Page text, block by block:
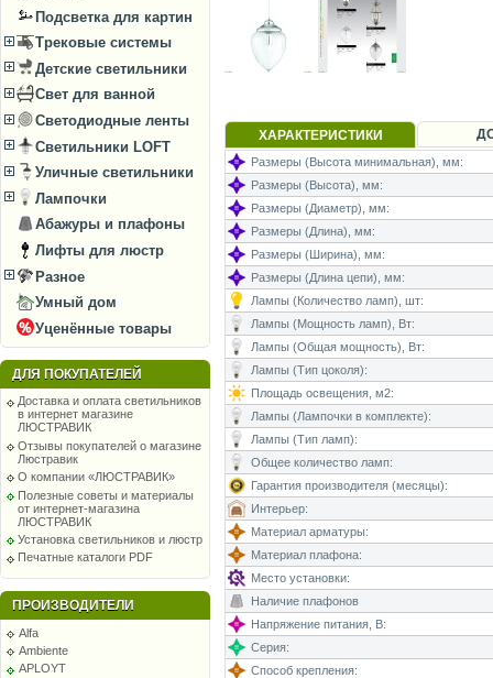
Подсветка для картин
Трековые системы
Детские светильники
Свет для ванной
Светодиодные ленты
Светильники LOFT
Уличные светильники
Лампочки
Абажуры и плафоны
Лифты для люстр
Разное
Умный дом
Уценённые товары
ДЛЯ ПОКУПАТЕЛЕЙ
Доставка и оплата светильников
в интернет магазине
ЛЮСТРАВИК
Отзывы покупателей о магазине
Люстравик
О компании «ЛЮСТРАВИК»
Полезные советы и материалы
от интернет-магазина
ЛЮСТРАВИК
Установка светильников и люстр
Печатные каталоги PDF
ПРОИЗВОДИТЕЛИ
Alfa
Ambiente
APLOYT
ХАРАКТЕРИСТИКИ
Размеры (Высота минимальная), мм:
Размеры (Высота), мм:
Размеры (Диаметр), мм:
Размеры (Длина), мм:
Размеры (Ширина), мм:
Размеры (Длина цепи), мм:
Лампы (Количество ламп), шт:
Лампы (Мощность ламп), Вт:
Лампы (Общая мощность), Вт:
Лампы (Тип цоколя):
Площадь освещения, м2:
Лампы (Лампочки в комплекте):
Лампы (Тип ламп):
Общее количество ламп:
Гарантия производителя (месяцы):
Интерьер:
Материал арматуры:
Материал плафона:
Место установки:
Наличие плафонов
Напряжение питания, В:
Серия:
Способ крепления: